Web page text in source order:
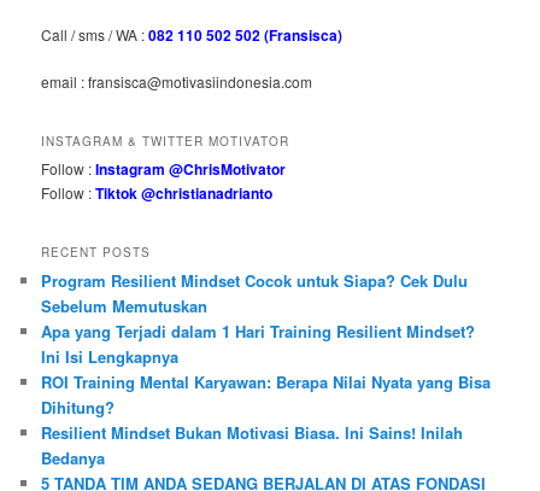
Call / sms / WA :082 110 502 502 (Fransisca)
email : fransisca@motivasiindonesia.com
INSTAGRAM & TWITTER MOTIVATOR
Follow :Instagram @ChrisMotivator
Follow :Tiktok @christianadrianto
RECENT POSTS
Program Resilient Mindset Cocok untuk Siapa? Cek Dulu
Sebelum Memutuskan
Apa yang Terjadi dalam 1 Hari Training Resilient Mindset?
Ini Isi Lengkapnya
ROI Training Mental Karyawan: Berapa Nilai Nyata yang Bisa
Dihitung?
Resilient Mindset Bukan Motivasi Biasa. Ini Sains! Inilah
Bedanya
5 TANDA TIM ANDA SEDANG BERJALAN DI ATAS FONDASI